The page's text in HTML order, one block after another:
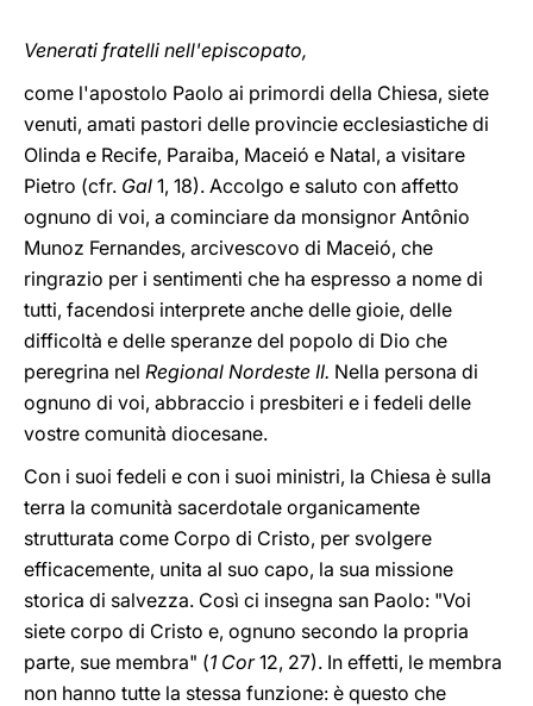
Venerati fratelli nell'episcopato,
come l'apostolo Paolo ai primordi della Chiesa, siete
venuti, amati pastori delle provincie ecclesiastiche di
Olinda e Recife, Paraiba, Maceió e Natal, a visitare
Pietro (cfr. Gal 1, 18). Accolgo e saluto con affetto
ognuno di voi, a cominciare da monsignor Antônio
Munoz Fernandes, arcivescovo di Maceió, che
ringrazio per i sentimenti che ha espresso a nome di
tutti, facendosi interprete anche delle gioie, delle
difficoltà e delle speranze del popolo di Dio che
peregrina nel Regional Nordeste II. Nella persona di
ognuno di voi, abbraccio i presbiteri e i fedeli delle
vostre comunità diocesane.
Con i suoi fedeli e con i suoi ministri, la Chiesa è sulla
terra la comunità sacerdotale organicamente
strutturata come Corpo di Cristo, per svolgere
efficacemente, unita al suo capo, la sua missione
storica di salvezza. Così ci insegna san Paolo: "Voi
siete corpo di Cristo e, ognuno secondo la propria
parte, sue membra" (1 Cor12, 27). In effetti, le membra
non hanno tutte la stessa funzione: è questo che